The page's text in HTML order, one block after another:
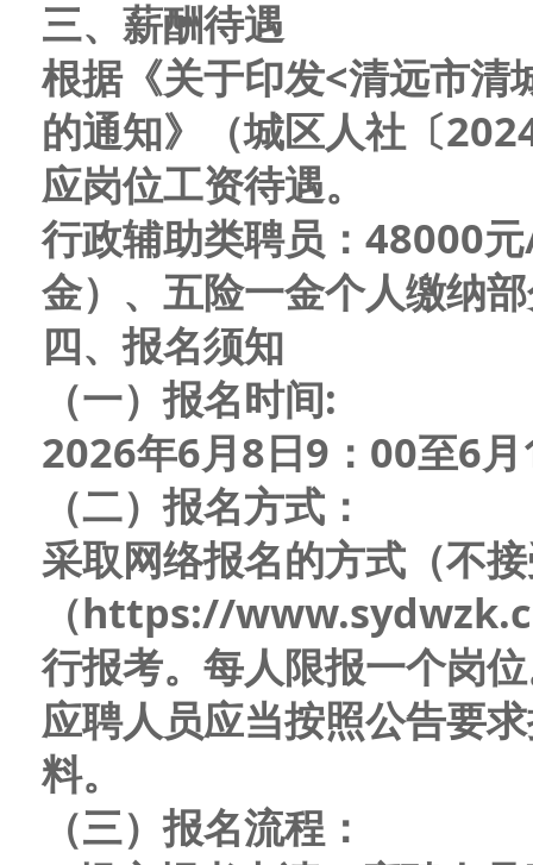
三、薪酬待遇
根据《关于印发<清远市清
的通知》（城区人社〔202
应岗位工资待遇。
行政辅助类聘员：48000
金）、五险一金个人缴纳
四、报名须知
（一）报名时间:
2026年6月8日9：00至6月
（二）报名方式：
采取网络报名的方式（不
（https://
行报考。每人限报一个岗
应聘人员应当按照公告要
料。
（三）报名流程：